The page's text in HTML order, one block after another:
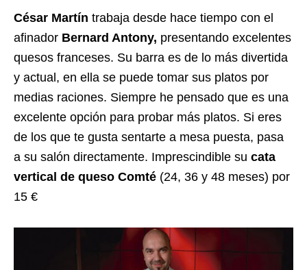
César Martín trabaja desde hace tiempo con el
afinador Bernard Antony, presentando excelentes
quesos franceses. Su barra es de lo más divertida
y actual, en ella se puede tomar sus platos por
medias raciones. Siempre he pensado que es una
excelente opción para probar más platos. Si eres
de los que te gusta sentarte a mesa puesta, pasa
a su salón directamente. Imprescindible su cata
vertical de queso Comté (24, 36 y 48 meses) por
15 €